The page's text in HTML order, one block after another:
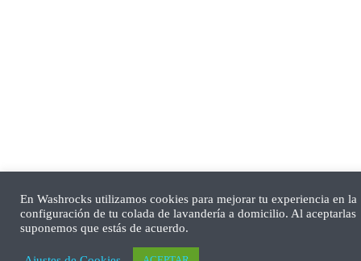
En Washrocks utilizamos cookies para mejorar tu experiencia en la
configuración de tu colada de lavandería a domicilio. Al aceptarlas
suponemos que estás de acuerdo.